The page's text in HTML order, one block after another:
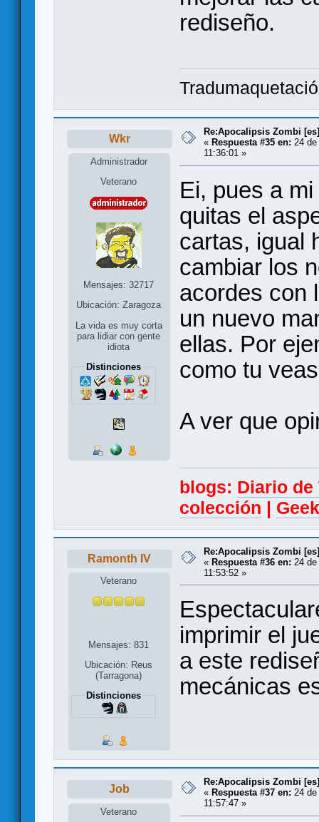
rediseño.
Wkr
Administrador
Veterano
Mensajes: 32717
Ubicación: Zaragoza
La vida es muy corta
para lidiar con gente
idiota
Distinciones
Re:Apocalipsis Zombi [es]
« Respuesta #35 en: 24
11:36:01 »
Ei, pues a
quitas el
cartas, igual
cambiar los
acordes con
un nuevo
ellas. Por
como tu
A ver que
blogs: Diario
colección |
Ramonth IV
Veterano
Mensajes: 831
Ubicación: Reus
(Tarragona)
Distinciones
Re:Apocalipsis Zombi [es]
« Respuesta #36 en: 24
11:53:52 »
imprimir el
a este
mecánicas
Job
Veterano
Re:Apocalipsis Zombi [es]
« Respuesta #37 en: 24
11:57:47 »